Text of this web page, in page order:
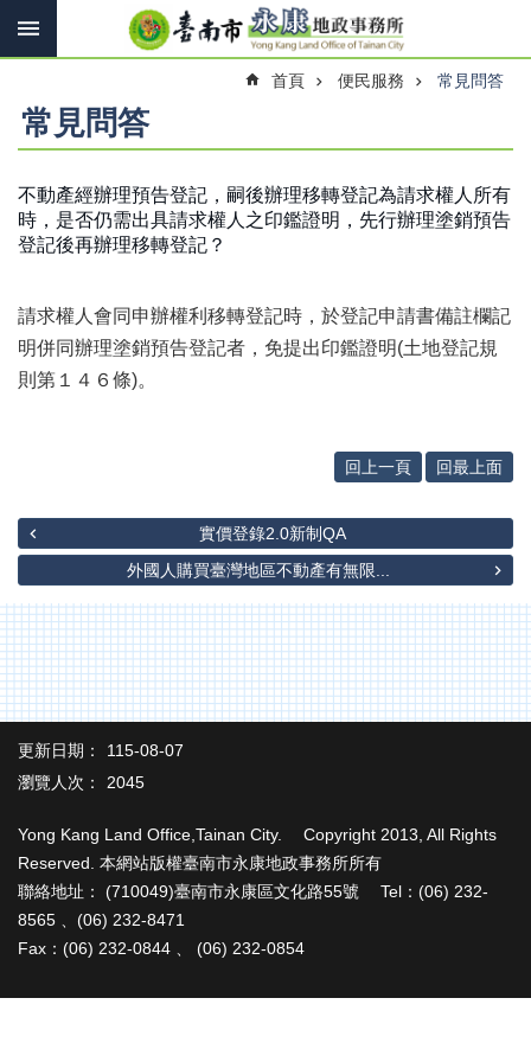
跳到主要內容區塊
搜
搜
尋
訊
息
機
關
簡
辦
與
查
詢
便
民
服
民
交
下
載
專
首頁 便民服務 常見問答
常見問答
不動產經辦理預告登記，嗣後辦理移轉登記為請求權人所有
時，是否仍需出具請求權人之印鑑證明，先行辦理塗銷預告
登記後再辦理移轉登記？
請求權人會同申辦權利移轉登記時，於登記申請書備註欄記
明併同辦理塗銷預告登記者，免提出印鑑證明(土地登記規
則第１４６條)。
回上一頁 回最上面
實價登錄2.0新制QA
外國人購買臺灣地區不動產有無限...
更新日期：
115-08-07
瀏覽人次：
2045
Yong Kang Land Office,Tainan City. Copyright 2013, All Rights
Reserved. 本網站版權臺南市永康地政事務所所有
聯絡地址： (710049)臺南市永康區文化路55號 Tel：(06) 232-
8565 、(06) 232-8471
Fax：(06) 232-0844 、 (06) 232-0854